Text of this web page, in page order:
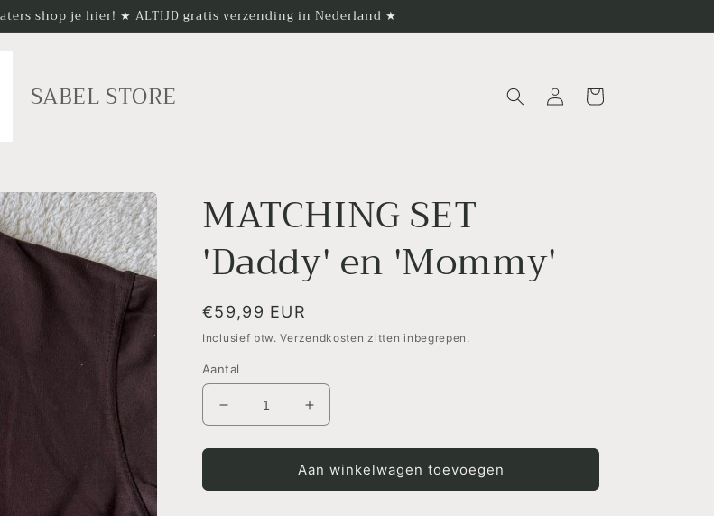
shop je hier! ★ ALTIJD gratis verzending in Nederland ★
SABEL STORE Inloggen
Winkelwagen
MATCHING SET
'Daddy' en 'Mommy'
Normale
prijs
€59,99 EUR
Inclusief btw. Verzendkosten zitten inbegrepen.
Aantal
Aantal
verlagen
voor
MATCHING
SET
Aantal
verhogen
voor
MATCHING
SET
Aan winkelwagen toevoegen